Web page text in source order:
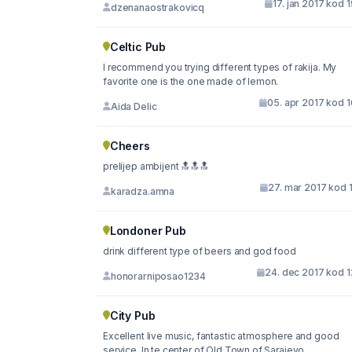
dzenanaostrakovicq 17. jan 2017 kod
Celtic Pub
I recommend you trying different types of rakija. My
favorite one is the one made of lemon.
Aida Delic 05. apr 2017 kod
Cheers
prelijep ambijent 🔝🔝🔝
karadza.amna 27. mar 2017 kod
Londoner Pub
drink different type of beers and god food
honorarniposao1234 24. dec 2017 kod
City Pub
Excellent live music, fantastic atmosphere and good